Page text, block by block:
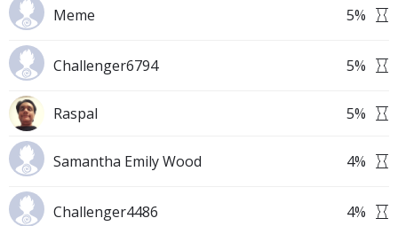
Meme 5%
Challenger6794 5%
Raspal 5%
Samantha Emily Wood 4%
Challenger4486 4%